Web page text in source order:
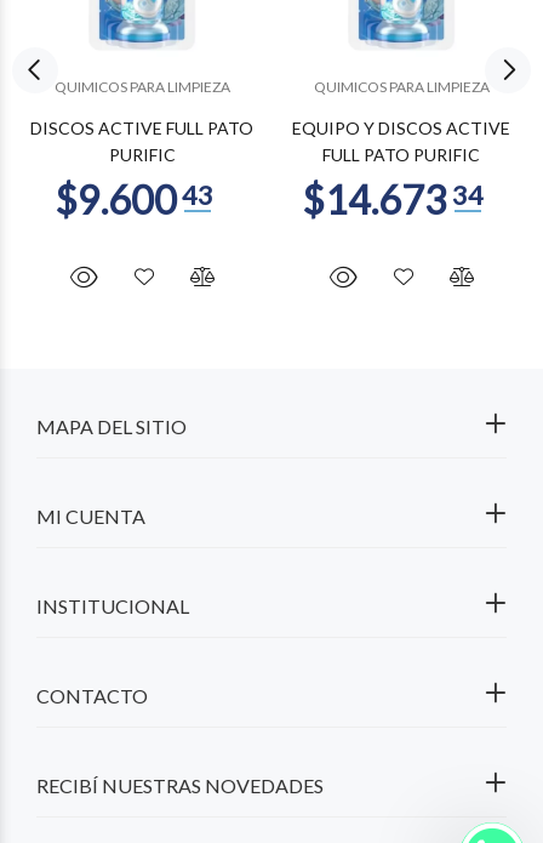
QUIMICOS PARA LIMPIEZA
DISCOS ACTIVE FULL PATO
PURIFIC
QUIMICOS PARA LIMPIEZA
EQUIPO Y DISCOS ACTIVE
FULL PATO PURIFIC
RECIBÍ NUESTRAS NOVEDADES
MAPA DEL SITIO
MI CUENTA
INSTITUCIONAL
CONTACTO